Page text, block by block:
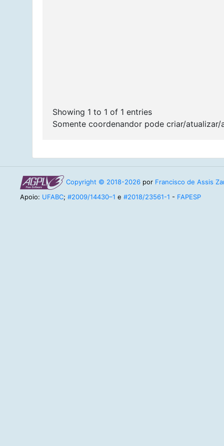
Showing 1 to 1 of 1 entries
Somente coordenandor pode criar/
Copyright © 2018-2026 por Francisco de Assis
Apoio: UFABC; #2009/14430–1 e #2018/23561-1 - FAPESP